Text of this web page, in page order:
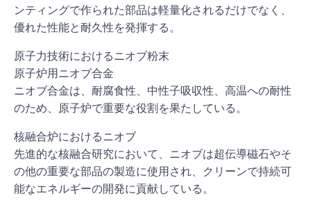
ンティングで作られた部品は軽量化されるだけでなく、
優れた性能と耐久性を発揮する。
原子力技術におけるニオブ粉末
原子炉用ニオブ合金
ニオブ合金は、耐腐食性、中性子吸収性、高温への耐性
のため、原子炉で重要な役割を果たしている。
核融合炉におけるニオブ
先進的な核融合研究において、ニオブは超伝導磁石やそ
の他の重要な部品の製造に使用され、クリーンで持続可
能なエネルギーの開発に貢献している。